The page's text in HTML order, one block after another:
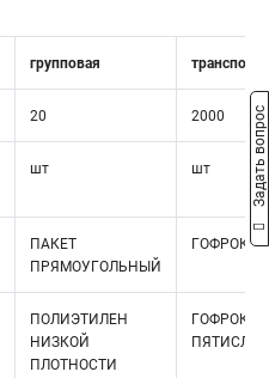
групповая
20 2000
шт шт
ПАКЕТ
ПРЯМОУГОЛЬНЫЙ
ПОЛИЭТИЛЕН
НИЗКОЙ
ПЛОТНОСТИ
Задать вопрос